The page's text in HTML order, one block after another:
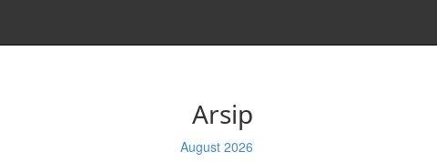
Arsip
August 2026